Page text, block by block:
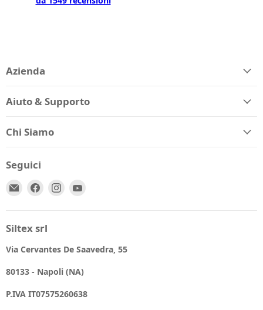
Azienda
Aiuto & Supporto
Chi Siamo
Seguici
Email
Trovaci Trovaci
Siltex srl
Via Cervantes De Saavedra, 55
80133 - Napoli (NA)
P.IVA IT07575260638